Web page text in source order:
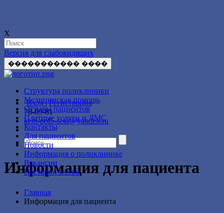
X
Версия для слабовидящих
����������� ����
Структура поликлиники
Медицинская помощь
Отзывы пациентов
Платные услуги и ДМС
Контакты
Для пациентов
Новости
Информация о поликлинике
Вакансии
Наставничество
Вход |Регистрация
78-09-81
kem-pol5-sekr@yandex.ru
Информация для пациента
Главная
Информация для пациента